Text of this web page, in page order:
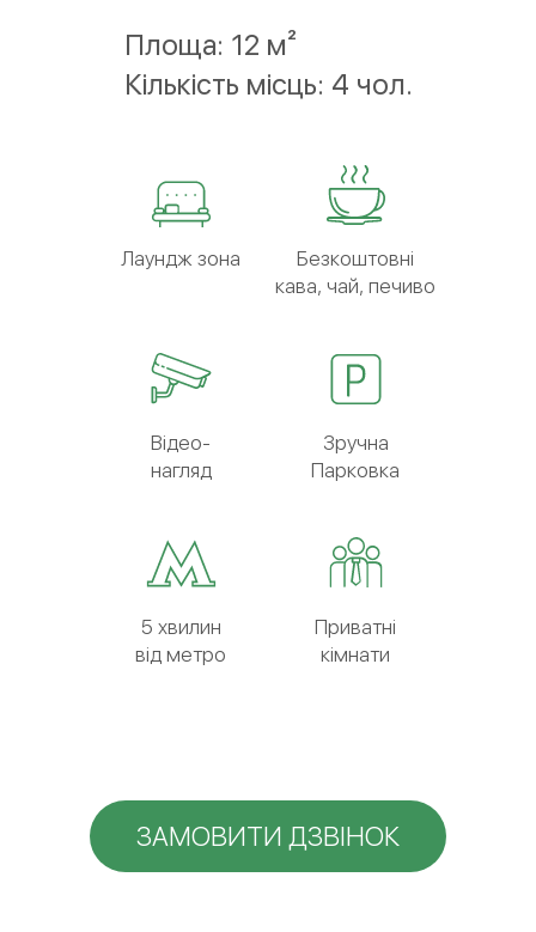
Площа: 12 м²
Кількість місць: 4 чол.
Лаундж зона
Безкоштовні
кава, чай, печиво
Відео-
нагляд
Зручна
Парковка
5 хвилин
від метро
Приватні
кімнати
ЗАМОВИТИ ДЗВІНОК